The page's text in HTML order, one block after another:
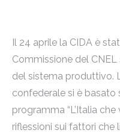
Il 24 aprile la CIDA è
Commissione del
del sistema produttivo.
confederale si è basato
programma “L’Italia
riflessioni sui fattori